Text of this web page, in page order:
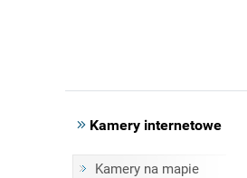
Kamery internetowe
Kamery na mapie